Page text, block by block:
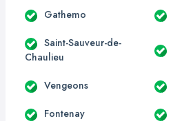
Gathemo
Saint-Sauveur-de-
Chaulieu
Vengeons
Fontenay